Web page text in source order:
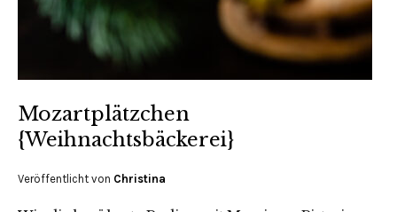
Mozartplätzchen
{Weihnachtsbäckerei}
Veröffentlicht von Christina